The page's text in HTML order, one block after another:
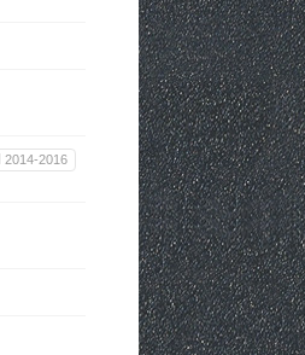
2014-2016